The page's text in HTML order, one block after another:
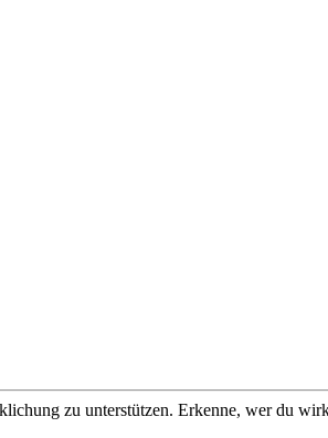
zu unterstützen. Erkenne, wer du